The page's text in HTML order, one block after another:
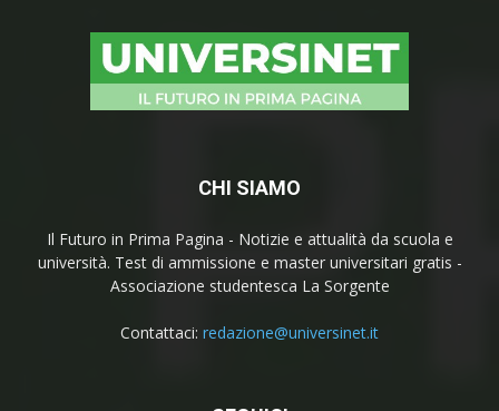
CHI SIAMO
Il Futuro in Prima Pagina - Notizie e attualità da scuola e
università. Test di ammissione e master universitari gratis -
Associazione studentesca La Sorgente
Contattaci: redazione@universinet.it